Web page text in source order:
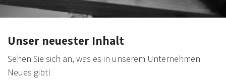
Unser neuester Inhalt
Sehen Sie sich an, was es in unserem Unternehmen
Neues gibt!